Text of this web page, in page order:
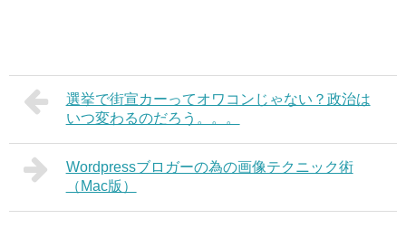
選挙で街宣カーってオワコンじゃない？政治は
いつ変わるのだろう。。。
Wordpressブロガーの為の画像テクニック術
（Mac版）